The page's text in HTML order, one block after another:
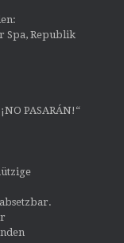
Spa, Republik
PASARÁN!“